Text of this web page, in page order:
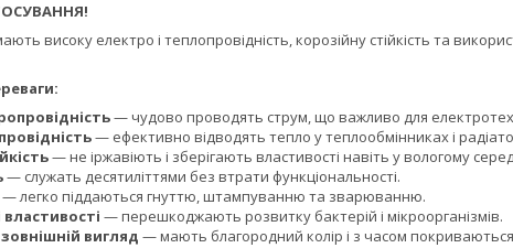
високу електро і теплопровідність, корозійну стійкість та
— чудово проводять струм, що важливо для
— ефективно відводять тепло у теплообмінниках і
— не іржавіють і зберігають властивості навіть у вологому
— служать десятиліттями без втрати функціональності.
— легко піддаються гнуттю, штампуванню та зварюванню.
— перешкоджають розвитку бактерій і мікроорганізмів.
вигляд — мають благородний колір і з часом